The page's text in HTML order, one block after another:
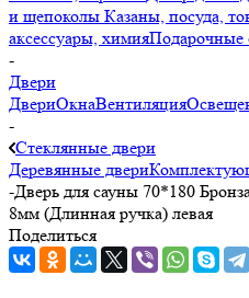
и щепоколы Казаны, посуда,
аксессуары, химияПодарочные
-
Двери
ДвериОкнаВентиляция
-
Стеклянные двери
Деревянные двери
-Дверь для сауны 70*180
8мм (Длинная ручка) левая
Поделиться